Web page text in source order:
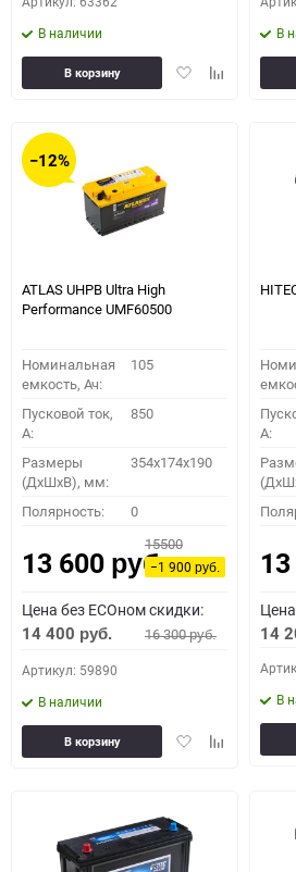
В наличии
ДобавитьДобавить
В корзину
В
−12%
ATLAS UHPB Ultra High
Performance UMF60500
Номинальная
емкость, Ач:
105
Пусковой ток,
A:
850
Размеры
(ДхШхВ), мм:
354x174x190
Полярность: 0
13 600 руб.
15500
−1 900руб.
Цена без ECOном скидки:
14 400 руб. 16 300руб.
Артикул: 59890
В наличии
ДобавитьДобавить
В корзину
A:
14
В